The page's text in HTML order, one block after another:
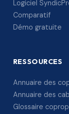
Logiciel
Comparatif
Démo gratuite
RESSOURCES
Annuaire des
Annuaire des
Glossaire